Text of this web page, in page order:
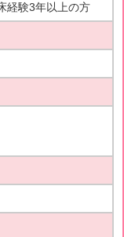
経験3年以上の方